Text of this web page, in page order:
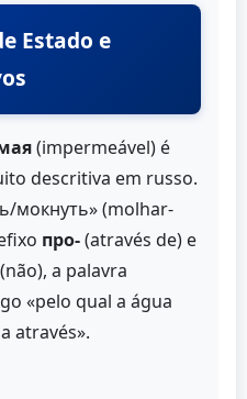
Estado e
(impermeável) é
descritiva em russo.
мокнуть» (molhar-
про-(através de) e
(não), a palavra
«pelo qual a água
através».